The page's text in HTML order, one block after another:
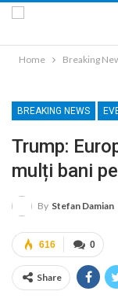
Home Breaking
BREAKING NEWS
Trump:
mulți bani
By Stefan Damian
0
616
Share